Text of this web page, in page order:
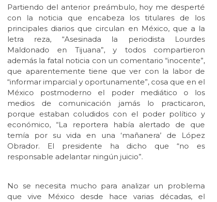
Partiendo del anterior preámbulo, hoy me desperté
con la noticia que encabeza los titulares de los
principales diarios que circulan en México, que a la
letra reza, “Asesinada la periodista Lourdes
Maldonado en Tijuana”, y todos compartieron
además la fatal noticia con un comentario “inocente”,
que aparentemente tiene que ver con la labor de
“informar imparcial y oportunamente”, cosa que en el
México postmoderno el poder mediático o los
medios de comunicación jamás lo practicaron,
porque estaban coludidos con el poder político y
económico, “La reportera había alertado de que
temía por su vida en una ‘mañanera’ de López
Obrador. El presidente ha dicho que “no es
responsable adelantar ningún juicio”.
No se necesita mucho para analizar un problema
que vive México desde hace varias décadas, el